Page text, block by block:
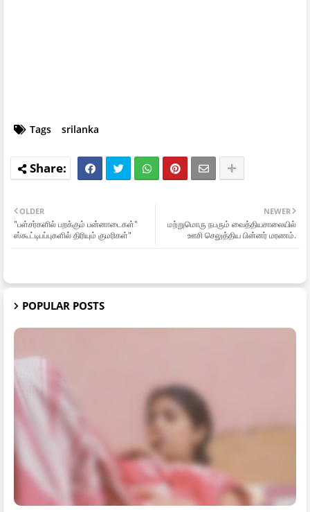
Tags srilanka
NEWER
மற்றுமொரு நபரும் வைத்தியசாலையில்
ஊசி செலுத்திய பின்னர் மரணம்.
OLDER
"பள்சர்களில் பறக்கும் பன்னாடைகள்"
ஸ்கூட்டிபப்புகளில் திரியும் குமரிகள்"
POPULAR POSTS